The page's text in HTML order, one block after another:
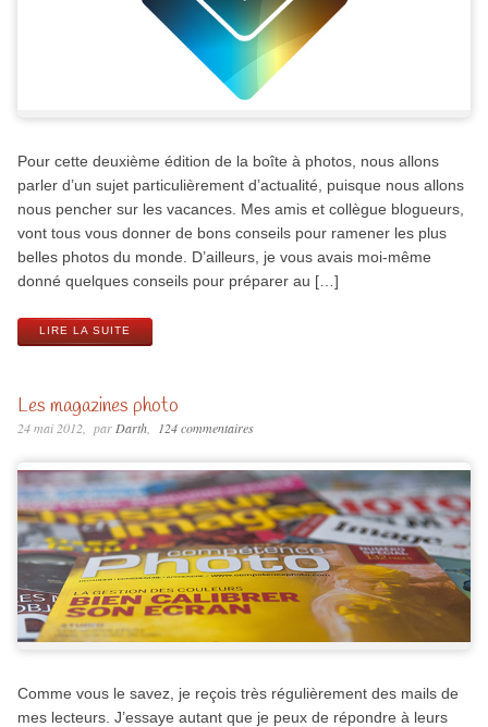
Pour cette deuxième édition de la boîte à photos, nous allons
parler d’un sujet particulièrement d’actualité, puisque nous allons
nous pencher sur les vacances. Mes amis et collègue blogueurs,
vont tous vous donner de bons conseils pour ramener les plus
belles photos du monde. D’ailleurs, je vous avais moi-même
donné quelques conseils pour préparer au […]
LIRE LA SUITE
Les magazines photo
24 mai 2012 par Darth 124 commentaires
Comme vous le savez, je reçois très régulièrement des mails de
mes lecteurs. J’essaye autant que je peux de répondre à leurs